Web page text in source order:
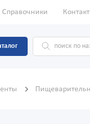
Справочники